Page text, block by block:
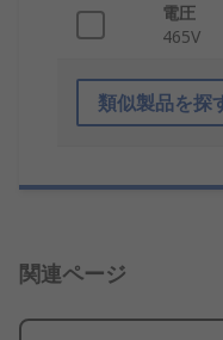
電圧
465V
類似製品を探
関連ページ